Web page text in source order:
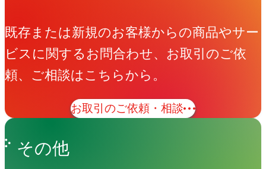
既存または新規のお客様からの商品やサー
ビスに関するお問合わせ、お取引のご依
頼、ご相談はこちらから。
お取引のご依頼・相談
その他